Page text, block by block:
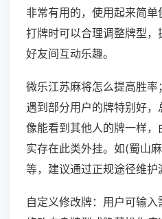
非常有用的，使用起来简
打牌时可以合理调整牌型
好友间互动乐趣。
微乐江苏麻将怎么提高胜
遇到部分用户的牌特别好
像能看到其他人的牌一样
实存在此类外挂。如(蜀山
等，建议通过正规途径维护
自定义修改牌：用户可输入